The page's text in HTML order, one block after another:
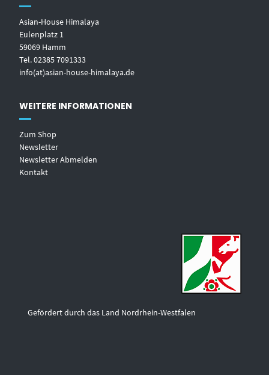
Asian-House Himalaya
Eulenplatz 1
59069 Hamm
Tel. 02385 7091333
info(at)asian-house-himalaya.de
WEITERE INFORMATIONEN
Zum Shop
Newsletter
Newsletter Abmelden
Kontakt
Gefördert durch das Land Nordrhein-Westfalen